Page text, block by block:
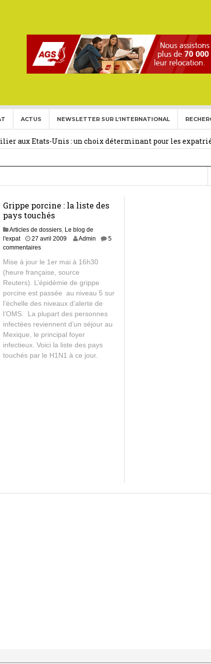
ACTUS NEWSLETTER SUR L’INTERNATIONAL
aux Etats Unis pour l’année 2026-2027. 27 février 2026
aux Etats-Unis : un choix déterminant pour les
Expatriés
Card)
2 novembre 2024
Grippe porcine : la liste des
pays touchés
Articles de dossiers, Le blog de
l'expat
27 avril 20098
i
l
l
e
0
1
3
Admin
5
commentaires
Mise à jour le 1er mai à 16h30
(heure française, source
Reuters). L’épidémie de grippe
porcine est passée au niveau 5 sur
l’échelle des niveaux d’alerte de
l’OMS. La plupart des personnes
infectées reviennent d’un séjour au
Mexique, le principal foyer
infectieux. Voici la liste des pays
touchés par le H1N1 à ce jour.